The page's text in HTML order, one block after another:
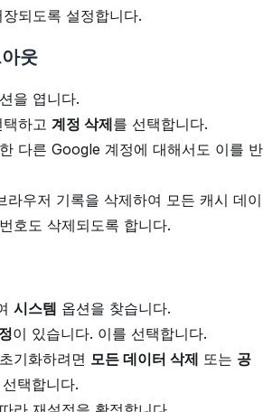
되도록 설정합니다.
웃
을 엽니다.
택하고 계정 삭제를 선택합니다.
다른 Google 계정에 대해서도 이를 반
라우저 기록을 삭제하여 모든 캐시 데이
호도 삭제되도록 합니다.
시스템 옵션을 찾습니다.
이 있습니다. 이를 선택합니다.
기화하려면 모든 데이터 삭제 또는 공
택합니다.